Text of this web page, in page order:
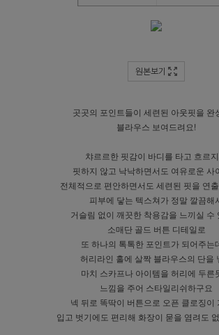
원본보기
곳곳의 포인트들이 세련된 아웃핏을 완
블라우스 보여드려요!
챠르르한 핏감이 바디를 타고 흐르
핏하지 않고 낙낙하면서도 여유로운 사
전체적으로 편안하면서도 세련된 핏을 연
피부에 닿는 텍스쳐가 정말 깔끔해
거슬림 없이 깨끗한 착용감을 느끼실 수
소매단 골드 버튼 디테일로
또 하나의 톡톡한 포인트가 되어주는
허리라인 홀에 살짝 블라우스의 단을
마치 스카프나 아이템을 허리에 두른
느낌을 주어 스타일리쉬하구요
넥 뒤로 똑딱이 버튼으로 오픈 클로징이
입고 벗기에도 편리해 화장이 묻을 염려도